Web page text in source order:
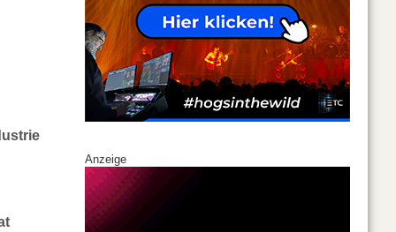
Anzeige